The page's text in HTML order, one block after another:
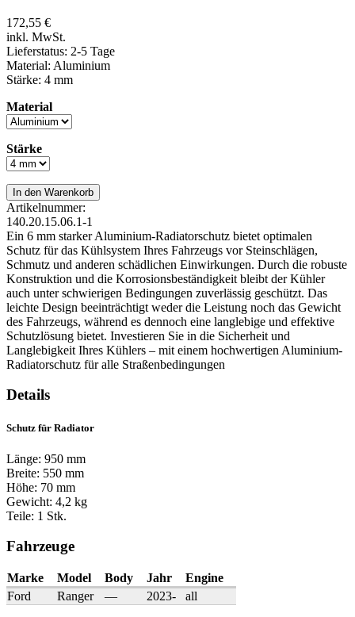
172,55 €
inkl. MwSt.
Lieferstatus: 2-5 Tage
Material: Aluminium
Stärke: 4 mm
Material
Stärke
Artikelnummer:
140.20.15.06.1-1
Ein 6 mm starker Aluminium-Radiatorschutz bietet optimalen
Schutz für das Kühlsystem Ihres Fahrzeugs vor Steinschlägen,
Schmutz und anderen schädlichen Einwirkungen. Durch die robuste
Konstruktion und die Korrosionsbeständigkeit bleibt der Kühler
auch unter schwierigen Bedingungen zuverlässig geschützt. Das
leichte Design beeinträchtigt weder die Leistung noch das Gewicht
des Fahrzeugs, während es dennoch eine langlebige und effektive
Schutzlösung bietet. Investieren Sie in die Sicherheit und
Langlebigkeit Ihres Kühlers – mit einem hochwertigen Aluminium-
Radiatorschutz für alle Straßenbedingungen
Details
Schutz für Radiator
Länge: 950 mm
Breite: 550 mm
Höhe: 70 mm
Gewicht: 4,2 kg
Teile: 1 Stk.
Fahrzeuge
Marke Model Body Jahr
Engine
Ford
Ranger — 2023- all